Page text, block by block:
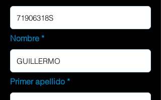
Nombre
Primer apellido